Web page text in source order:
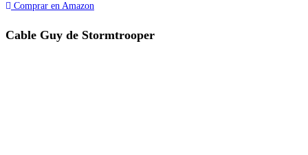
Comprar en Amazon
Cable Guy de Stormtrooper